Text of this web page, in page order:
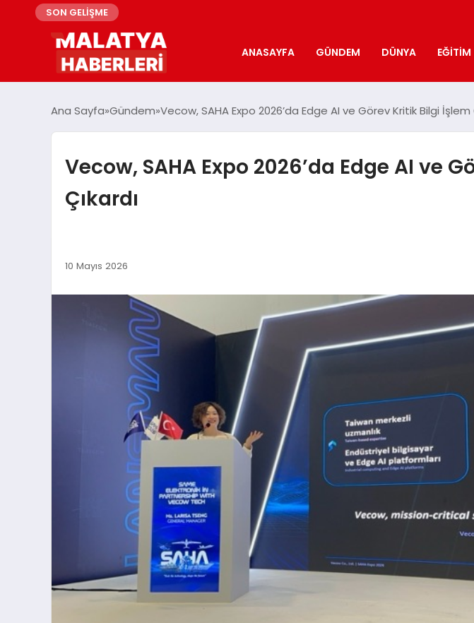
SON GELİŞME
ANASAYFA GÜNDEM DÜNYA EĞITIM
Ana Sayfa Gündem Vecow, SAHA Expo 2026’da Edge AI ve Görev Kritik Bilgi İşlem
Vecow, SAHA Expo 2026’da Edge AI ve
Çıkardı
10 Mayıs 2026